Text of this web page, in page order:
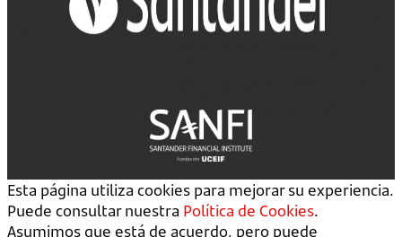
Esta página utiliza cookies para mejorar su experiencia.
Puede consultar nuestra Política de Cookies.
Asumimos que está de acuerdo, pero puede